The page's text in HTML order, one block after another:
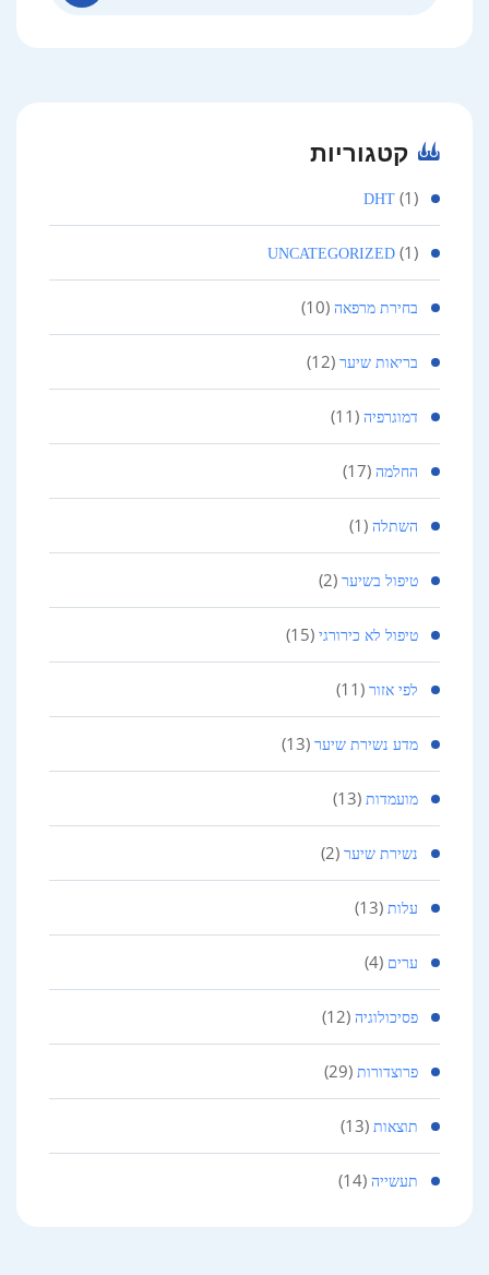
קטגוריות
DHT (1)
UNCATEGORIZED (1)
בחירת מרפאה (10)
בריאות שיער (12)
דמוגרפיה (11)
החלמה (17)
השתלה (1)
טיפול בשיער (2)
טיפול לא כירורגי (15)
לפי אזור (11)
מדע נשירת שיער (13)
מועמדות (13)
נשירת שיער (2)
עלות (13)
ערים (4)
פסיכולוגיה (12)
פרוצדורות (29)
תוצאות (13)
תעשייה (14)